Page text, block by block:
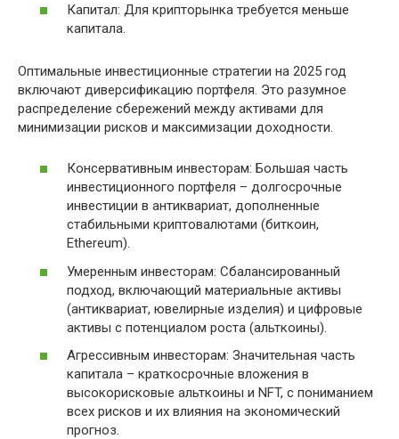
Капитал: Для крипторынка требуется меньше
капитала.
Оптимальные инвестиционные стратегии на 2025 год
включают диверсификацию портфеля. Это разумное
распределение сбережений между активами для
минимизации рисков и максимизации доходности.
Консервативным инвесторам: Большая часть
инвестиционного портфеля – долгосрочные
инвестиции в антиквариат, дополненные
стабильными криптовалютами (биткоин,
Ethereum).
Умеренным инвесторам: Сбалансированный
подход, включающий материальные активы
(антиквариат, ювелирные изделия) и цифровые
активы с потенциалом роста (альткоины).
Агрессивным инвесторам: Значительная часть
капитала – краткосрочные вложения в
высокорисковые альткоины и NFT, с пониманием
всех рисков и их влияния на экономический
прогноз.